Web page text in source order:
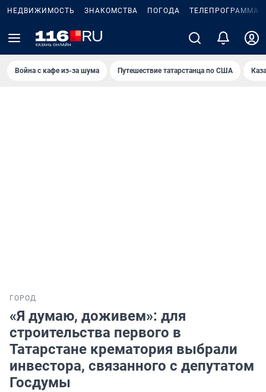
НЕДВИЖИМОСТЬ ЗНАКОМСТВА ПОГОДА ТЕЛЕПРОГРАММА
Война с кафе из-за шума Путешествие татарстанца по США
ГОРОД
«Я думаю, доживем»: для
строительства первого в
Татарстане крематория выбрали
инвестора, связанного с депутатом
Госдумы